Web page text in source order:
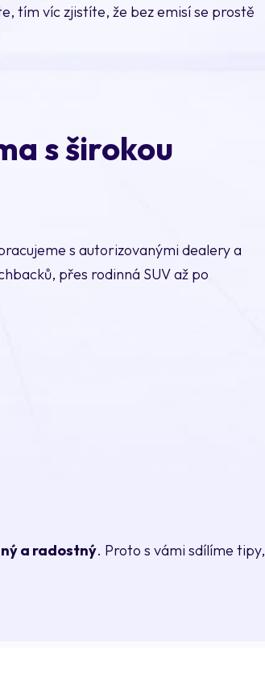
tím víc zjistíte, že bez emisí se prostě
s širokou
s autorizovanými dealery a
přes rodinná SUV až po
a radostný. Proto s vámi sdílíme tipy,